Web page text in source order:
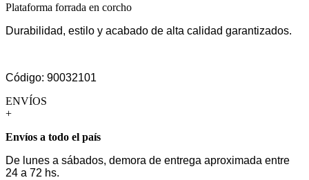
Plataforma forrada en corcho
Durabilidad, estilo y acabado de alta calidad garantizados.
Código: 90032101
ENVÍOS
+
Envíos a todo el país
De lunes a sábados, demora de entrega aproximada entre
24 a 72 hs.